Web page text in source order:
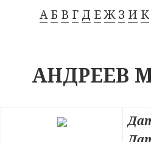
А Б В Г Д ЕЖ З И К
АНДРЕЕВ